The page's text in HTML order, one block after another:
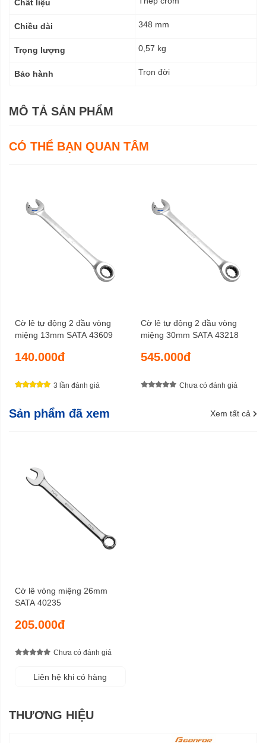
Chất liệu
Chiều dài 348 mm
Trọng lượng 0,57 kg
Bảo hành Trọn đời
MÔ TẢ SẢN PHẨM
CÓ THỂ BẠN QUAN TÂM
Cờ lê tự động 2 đầu vòng
miệng 13mm SATA 43609
140.000đ
3 lần đánh giá
Cờ lê tự động 2 đầu vòng
miệng 30mm SATA 43218
545.000đ
Chưa có đánh giá
Sản phẩm đã xem Xem tất cả
Cờ lê vòng miệng 26mm
SATA 40235
205.000đ
Chưa có đánh giá
Liên hệ khi có hàng
THƯƠNG HIỆU